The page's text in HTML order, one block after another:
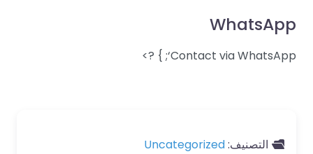
WhatsApp
Contact via WhatsApp‘; } ?>
التصنيف:Uncategorized